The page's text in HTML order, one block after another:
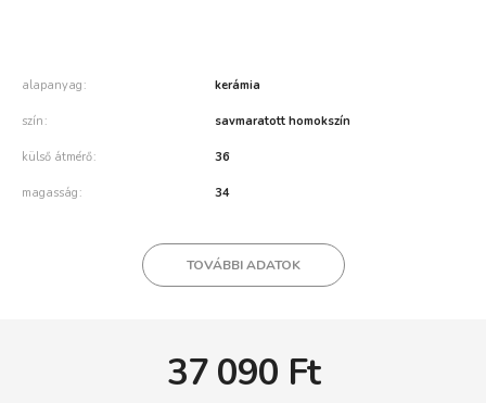
alapanyag kerámia
szín savmaratott homokszín
külső átmérő 36
magasság 34
TOVÁBBI ADATOK
37 090 Ft